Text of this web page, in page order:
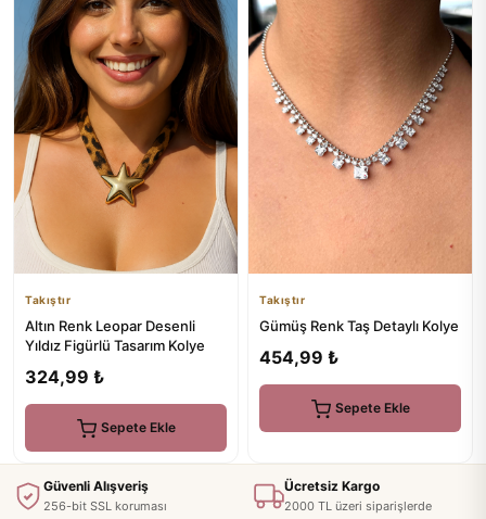
Takıştır
Altın Renk Leopar Desenli
Yıldız Figürlü Tasarım Kolye
324,99 ₺
Sepete Ekle
Takıştır
Gümüş Renk Taş Detaylı Kolye
454,99 ₺
Sepete Ekle
Güvenli Alışveriş
256-bit SSL koruması
Ücretsiz Kargo
2000 TL üzeri siparişlerde